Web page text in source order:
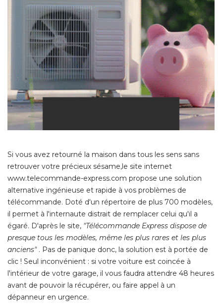
Si vous avez retourné la maison dans tous les sens sans
retrouver votre précieux sésame,le site internet
www.telecommande-express.com propose une solution
alternative ingénieuse et rapide à vos problèmes de
télécommande. Doté d'un répertoire de plus 700 modèles,
il permet à l'internaute distrait de remplacer celui qu'il a
égaré. D'après le site, "Télécommande Express dispose de
presque tous les modèles, même les plus rares et les plus
anciens" . Pas de panique donc, la solution est à portée de
clic ! Seul inconvénient : si votre voiture est coincée à
l'intérieur de votre garage, il vous faudra attendre 48 heures
avant de pouvoir la récupérer, ou faire appel à un
dépanneur en urgence.